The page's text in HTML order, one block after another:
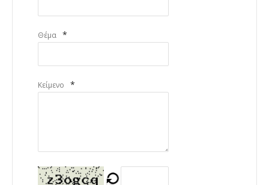
Θέμα *
Κείμενο *